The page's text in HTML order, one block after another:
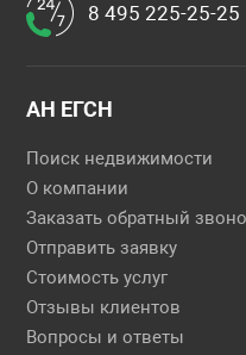
8 495 225-25-25
АН ЕГСН
Поиск недвижимости
О компании
Заказать обратный
Отправить заявку
Стоимость услуг
Отзывы клиентов
Вопросы и ответы